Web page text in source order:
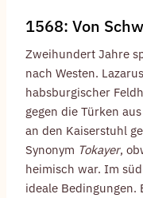
1568: Von
Zweihundert Jahre
nach Westen.
habsburgischer
gegen die Türken
an den Kaiserstuhl
Synonym Tokayer,
heimisch war. Im
ideale Bedingungen.